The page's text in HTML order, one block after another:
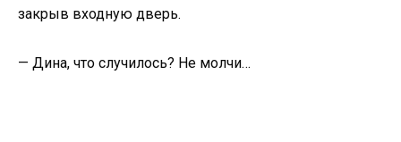
закрыв входную дверь.
— Дина, что случилось? Не молчи…